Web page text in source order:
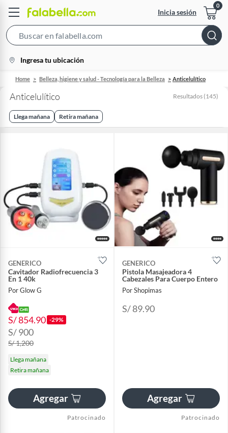
Inicia sesión
Bar
location-
icon
Ingresa tu ubicación
Home Belleza, higiene y salud - Tecnología para la Belleza Anticelulítico
Anticelulítico Resultados (145)
Llega mañana Retira mañana
GENERICO
Cavitador Radiofrecuencia 3
En 1 40k
Por Glow G
S/ 854.90 -29%
S/ 900
S/ 1,200
Llega mañana
Retira mañana
Agregar
Patrocinado
GENERICO
Pistola Masajeadora 4
Cabezales Para Cuerpo Entero
Por Shopimas
S/ 89.90
Agregar
Patrocinado